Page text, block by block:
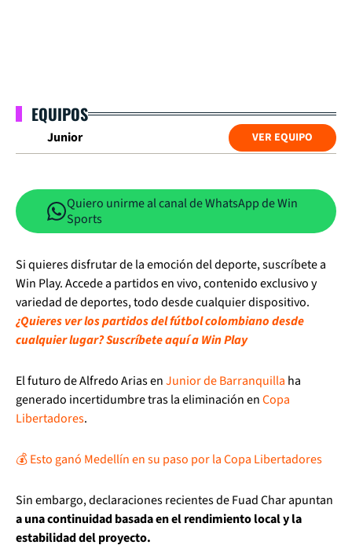
EQUIPOS
Junior VER EQUIPO
Quiero unirme al canal de WhatsApp de Win
Sports
Si quieres disfrutar de la emoción del deporte, suscríbete a
Win Play. Accede a partidos en vivo, contenido exclusivo y
variedad de deportes, todo desde cualquier dispositivo.
¿Quieres ver los partidos del fútbol colombiano desde
cualquier lugar? Suscríbete aquí a Win Play
El futuro de Alfredo Arias enJunior de Barranquilla ha
generado incertidumbre tras la eliminación enCopa
Libertadores.
💰 Esto ganó Medellín en su paso por la Copa Libertadores
Sin embargo, declaraciones recientes de Fuad Char apuntan
a una continuidad basada en el rendimiento local y la
estabilidad del proyecto.